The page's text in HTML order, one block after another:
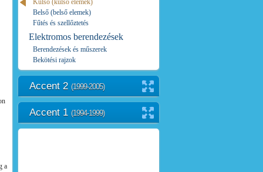
a
Külső (külső elemek)
Belső (belső elemek)
Fűtés és szellőztetés
Elektromos berendezések
Berendezések és műszerek
Bekötési rajzok
Accent 2 (1999-2005)
Accent 1 (1994-1999)